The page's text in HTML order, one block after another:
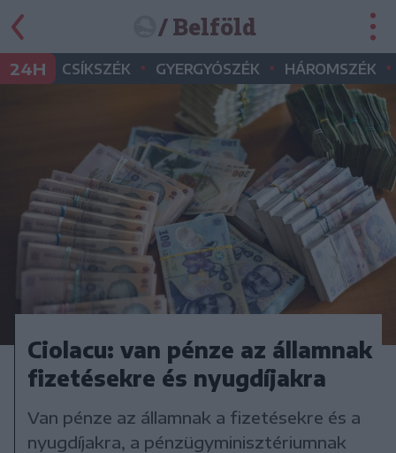
/ Belföld
24H CSÍKSZÉK • GYERGYÓSZÉK • HÁROMSZÉK •
Ciolacu: van pénze az államnak
fizetésekre és nyugdíjakra
Van pénze az államnak a fizetésekre és a
nyugdíjakra, a pénzügyminisztériumnak